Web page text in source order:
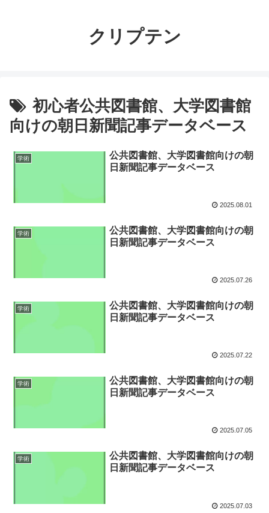
クリプテン
初心者公共図書館、大学図書館
向けの朝日新聞記事データベース
学術
公共図書館、大学図書館向けの朝
日新聞記事データベース
2025.08.01
学術
公共図書館、大学図書館向けの朝
日新聞記事データベース
2025.07.26
学術
公共図書館、大学図書館向けの朝
日新聞記事データベース
2025.07.22
学術
公共図書館、大学図書館向けの朝
日新聞記事データベース
2025.07.05
学術
公共図書館、大学図書館向けの朝
日新聞記事データベース
2025.07.03